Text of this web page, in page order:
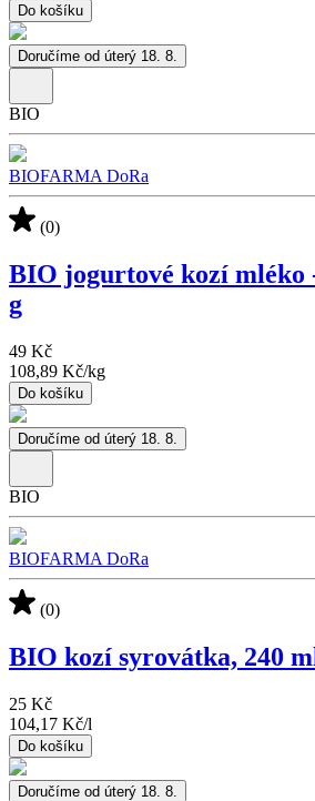
Do košíku
Doručíme od úterý 18. 8.
BIO
BIOFARMA DoRa
(0)
BIO jogurtové kozí mléko
g
49 Kč
108,89 Kč/kg
Do košíku
Doručíme od úterý 18. 8.
BIO
BIOFARMA DoRa
(0)
BIO kozí syrovátka, 240
25 Kč
104,17 Kč/l
Do košíku
Doručíme od úterý 18. 8.